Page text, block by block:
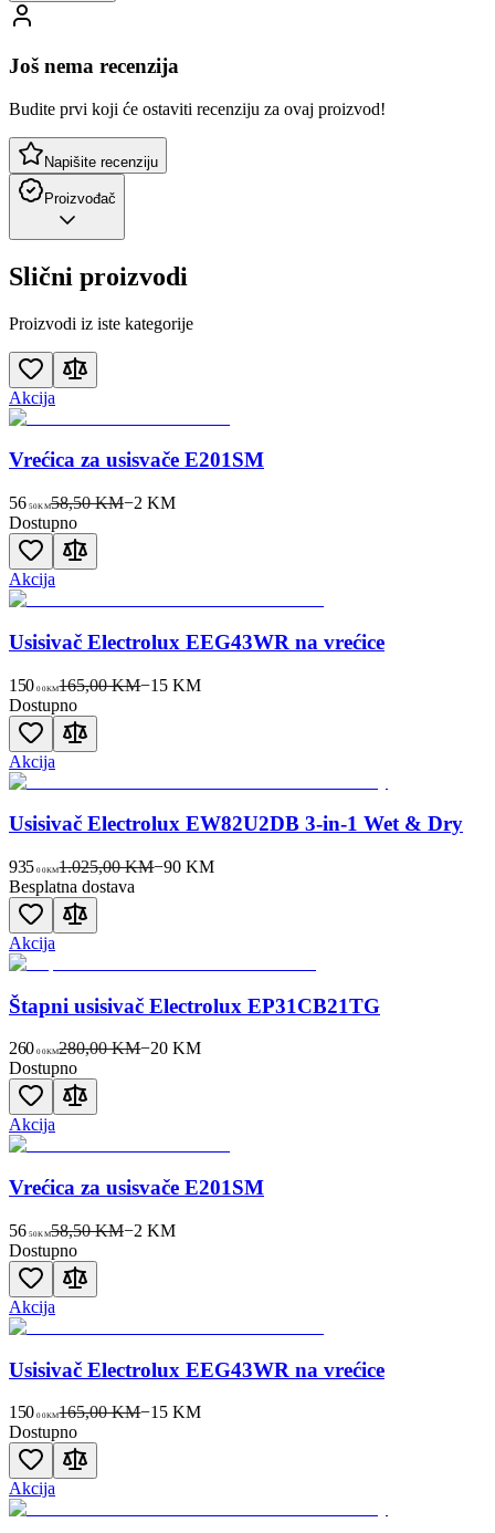
Još nema recenzija
Budite prvi koji će ostaviti recenziju za ovaj proizvod!
Napišite recenziju
Proizvođač
Slični proizvodi
Proizvodi iz iste kategorije
Akcija
Vrećica za usisvače E201SM
56 50KM58,50 KM−2 KM
Dostupno
Akcija
Usisivač Electrolux EEG43WR na vrećice
150 00KM165,00 KM−15 KM
Dostupno
Akcija
Usisivač Electrolux EW82U2DB 3-in-1 Wet & Dry
935 00KM1.025,00 KM−90 KM
Besplatna dostava
Akcija
Štapni usisivač Electrolux EP31CB21TG
260 00KM280,00 KM−20 KM
Dostupno
Akcija
Vrećica za usisvače E201SM
56 50KM58,50 KM−2 KM
Dostupno
Akcija
Usisivač Electrolux EEG43WR na vrećice
150 00KM165,00 KM−15 KM
Dostupno
Akcija